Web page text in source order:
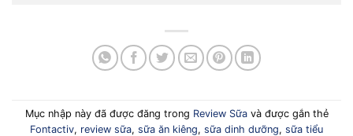
Mục nhập này đã được đăng trong Review Sữavà được gắn thẻ
Fontactiv, review sữa, sữa ăn kiêng, sữa dinh dưỡng, sữa tiểu